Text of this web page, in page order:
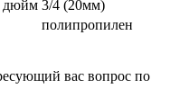
дюйм 3/4 (20мм)
полипропилен
вас вопрос по